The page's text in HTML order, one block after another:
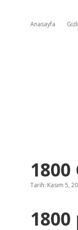
Anasayfa
Tarih: Kasım 5,